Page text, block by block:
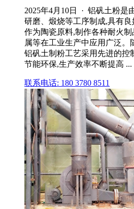
2025年4月10日 · 铝矾土粉是
研磨、煅烧等工序制成,具有
作为陶瓷原料,制作各种耐火
属等在工业生产中应用广泛。
铝矾土制粉工艺采用先进的控
节能环保,生产效率不断提高 ...
联系电话: 180 3780 8511